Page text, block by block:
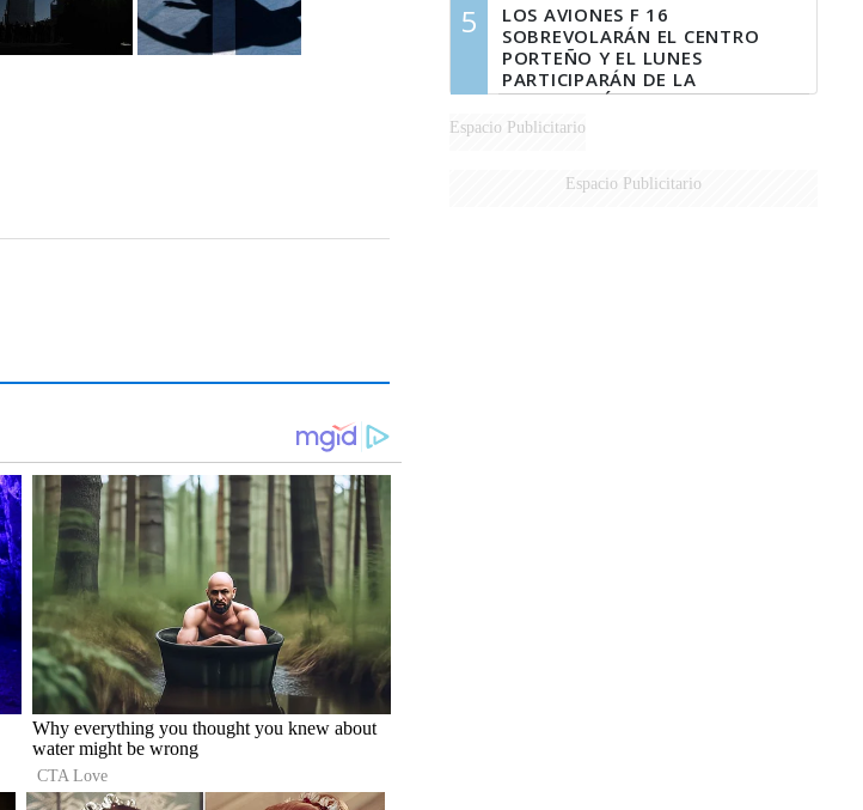
5
LOS AVIONES F 16
SOBREVOLARÁN EL CENTRO
PORTEÑO Y EL LUNES
PARTICIPARÁN DE LA
CELEBRACIÓN DE LA FUERZA
AÉREA
Espacio Publicitario
Espacio Publicitario